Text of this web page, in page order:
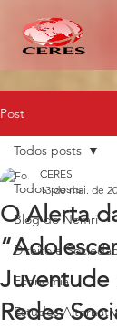
Post
Todos posts
Blog do Nemri
Direito e
Economia
Estudos
Todos posts
O Alerta
Juventude
Redes
CERES
13 de mai. de